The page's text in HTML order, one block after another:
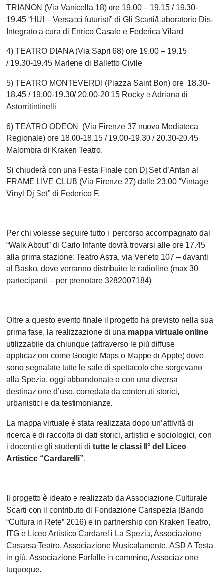
TRIANON (Via Vanicella 18) ore 19.00 – 19.15 / 19.30-
19.45 “HU! – Versacci futuristi” di Gli Scarti/Laboratorio Dis-
Integrato a cura di Enrico Casale e Federica Vilardi
4) TEATRO DIANA (Via Sapri 68) ore 19.00 – 19.15
/ 19.30-19.45 Marlene di Balletto Civile
5) TEATRO MONTEVERDI (Piazza Saint Bon) ore 18.30-
18.45 / 19.00-19.30/ 20.00-20.15 Rocky e Adriana di
Astorritintinelli
6) TEATRO ODEON (Via Firenze 37 nuova Mediateca
Regionale) ore 18.00-18.15 / 19.00-19.30 / 20.30-20.45
Malombra di Kraken Teatro.
Si chiuderà con una Festa Finale con Dj Set d’Antan al
FRAME LIVE CLUB (Via Firenze 27) dalle 23.00 “Vintage
Vinyl Dj Set” di Federico F.
Per chi volesse seguire tutto il percorso accompagnato dal
“Walk About” di Carlo Infante dovrà trovarsi alle ore 17.45
alla prima stazione: Teatro Astra, via Veneto 107 – davanti
al Basko, dove verranno distribuite le radioline (max 30
partecipanti – per prenotare 3282007184)
Oltre a questo evento finale il progetto ha previsto nella sua
prima fase, la realizzazione di una mappa virtuale online
utilizzabile da chiunque (attraverso le più diffuse
applicazioni come Google Maps o Mappe di Apple) dove
sono segnalate tutte le sale di spettacolo che sorgevano
alla Spezia, oggi abbandonate o con una diversa
destinazione d’uso, corredata da contenuti storici,
urbanistici e da testimonianze.
La mappa virtuale è stata realizzata dopo un’attività di
ricerca e di raccolta di dati storici, artistici e sociologici, con
i docenti e gli studenti ditutte le classi II° del Liceo
Artistico “Cardarelli”.
Il progetto è ideato e realizzato da Associazione Culturale
Scarti con il contributo di Fondazione Carispezia (Bando
“Cultura in Rete” 2016) e in partnership con Kraken Teatro,
ITG e Liceo Artistico Cardarelli La Spezia, Associazione
Casarsa Teatro, Associazione Musicalamente, ASD A Testa
in giù, Associazione Farfalle in cammino, Associazione
tuquoque.